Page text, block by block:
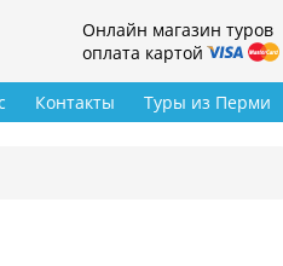
Онлайн магазин туров
оплата картой
Туры из Перми
Контакты